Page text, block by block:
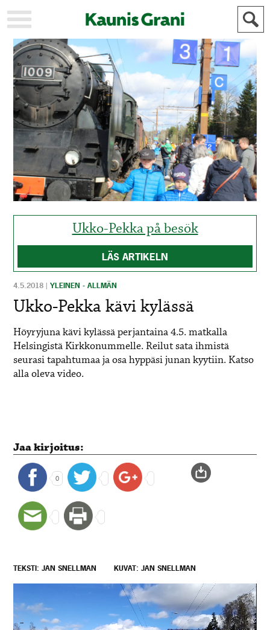
KAUPUNKI
STADEN
AJANKOHTAISTA
AKTUELLT
URHEILU
IDROTT
KULTTUURI
KULTUR
HISTORIA
HISTORIA
YLEINEN
ALLMÄN
MAINOSTAJILLE
FÖR
ANNONSÖRER
Ukko-Pekka på besök
LÄS ARTIKELN
4.5.2018 |YLEINEN - ALLMÄN
Ukko-Pekka kävi kylässä
Höyryjuna kävi kylässä perjantaina 4.5. matkalla
Helsingistä Kirkkonummelle. Reilut sata ihmistä
seurasi tapahtumaa ja osa hyppäsi junan kyytiin. Katso
alla oleva video.
Jaa kirjoitus:
0
TEKSTI: JAN SNELLMAN KUVAT: JAN SNELLMAN
Player